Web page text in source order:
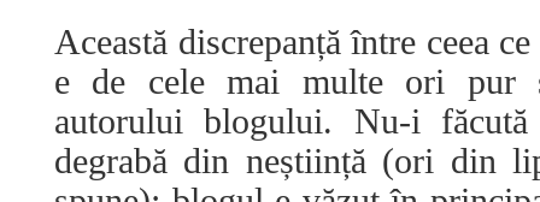
Această discrepanță între ceea
e de cele mai multe ori pur
autorului blogului. Nu-i
degrabă din neștiință (ori din